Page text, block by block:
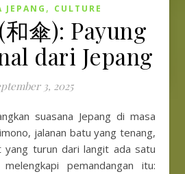
JEPANG , CULTURE
和傘): Payung
dari Jepang
3, 2025
jalanan batu yang tenang,
yang turun dari langit ada satu
pemandangan itu: